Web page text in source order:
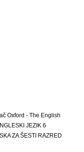
Oxford - The English
JEZIK 6
ZA ŠESTI RAZRED